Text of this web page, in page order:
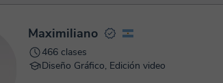
Maximiliano
466 clases
Diseño Gráfico, Edición video